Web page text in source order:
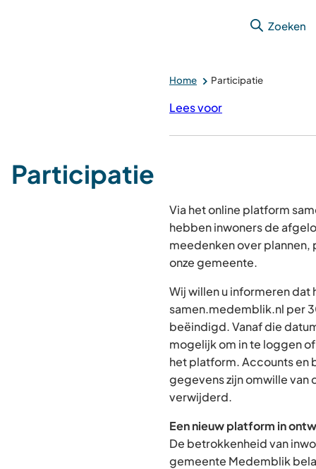
Zoeken
Home Participatie
Lees voor
Participatie
Via het online platform
hebben inwoners de
meedenken over
onze gemeente.
Wij willen u informeren dat
samen.medemblik.nl per
beëindigd. Vanaf die
mogelijk om in te loggen
het platform. Accounts en
gegevens zijn omwille van
verwijderd.
Een nieuw platform in
De betrokkenheid van
gemeente Medemblik